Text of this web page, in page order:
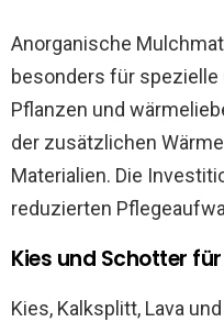
Anorganische
besonders für spezielle
Pflanzen und
der zusätzlichen
Materialien. Die
reduzierten
Kies und Schotter
Kies, Kalksplitt, Lava